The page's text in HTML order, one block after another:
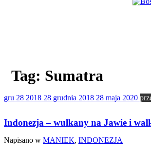
Tag: Sumatra
gru 28 2018 28 grudnia 2018 28 maja 2020
Indonezja – wulkany na Jawie i
Napisano w MANIEK, INDONEZJA